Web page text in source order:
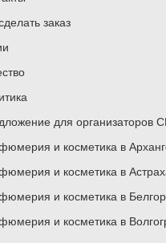
заказ
для организаторов
и косметика в
и косметика в
и косметика в
и косметика в